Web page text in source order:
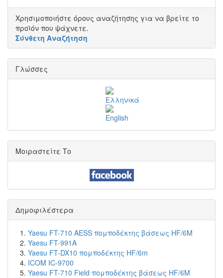
Χρησιμοποιήστε όρους αναζήτησης για να βρείτε το
προϊόν που ψάχνετε.
Σύνθετη Αναζήτηση
Γλώσσες
Μοιραστείτε Το
Δημοφιλέστερα
Yaesu FT-710 AESS πομποδέκτης βάσεως HF/6M
Yaesu FT-991A
Yaesu FT-DX10 πομποδέκτης HF/6m
ICOM IC-9700
Yaesu FT-710 Field πομποδέκτης βάσεως HF/6M